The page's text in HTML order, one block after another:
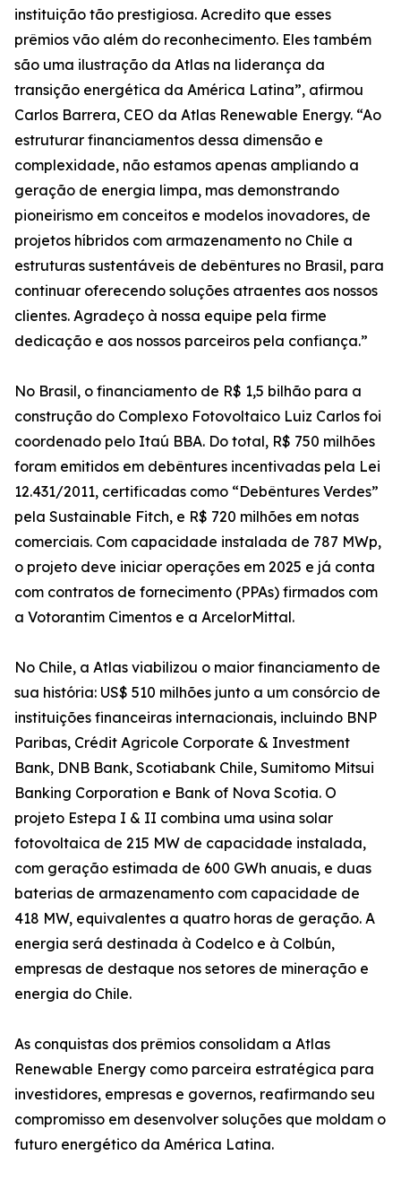
instituição tão prestigiosa. Acredito que esses
prêmios vão além do reconhecimento. Eles também
são uma ilustração da Atlas na liderança da
transição energética da América Latina”, afirmou
Carlos Barrera, CEO da Atlas Renewable Energy. “Ao
estruturar financiamentos dessa dimensão e
complexidade, não estamos apenas ampliando a
geração de energia limpa, mas demonstrando
pioneirismo em conceitos e modelos inovadores, de
projetos híbridos com armazenamento no Chile a
estruturas sustentáveis de debêntures no Brasil, para
continuar oferecendo soluções atraentes aos nossos
clientes. Agradeço à nossa equipe pela firme
dedicação e aos nossos parceiros pela confiança.”
No Brasil, o financiamento de R$ 1,5 bilhão para a
construção do Complexo Fotovoltaico Luiz Carlos foi
coordenado pelo Itaú BBA. Do total, R$ 750 milhões
foram emitidos em debêntures incentivadas pela Lei
12.431/2011, certificadas como “Debêntures Verdes”
pela Sustainable Fitch, e R$ 720 milhões em notas
comerciais. Com capacidade instalada de 787 MWp,
o projeto deve iniciar operações em 2025 e já conta
com contratos de fornecimento (PPAs) firmados com
a Votorantim Cimentos e a ArcelorMittal.
No Chile, a Atlas viabilizou o maior financiamento de
sua história: US$ 510 milhões junto a um consórcio de
instituições financeiras internacionais, incluindo BNP
Paribas, Crédit Agricole Corporate & Investment
Bank, DNB Bank, Scotiabank Chile, Sumitomo Mitsui
Banking Corporation e Bank of Nova Scotia. O
projeto Estepa I & II combina uma usina solar
fotovoltaica de 215 MW de capacidade instalada,
com geração estimada de 600 GWh anuais, e duas
baterias de armazenamento com capacidade de
418 MW, equivalentes a quatro horas de geração. A
energia será destinada à Codelco e à Colbún,
empresas de destaque nos setores de mineração e
energia do Chile.
As conquistas dos prêmios consolidam a Atlas
Renewable Energy como parceira estratégica para
investidores, empresas e governos, reafirmando seu
compromisso em desenvolver soluções que moldam o
futuro energético da América Latina.